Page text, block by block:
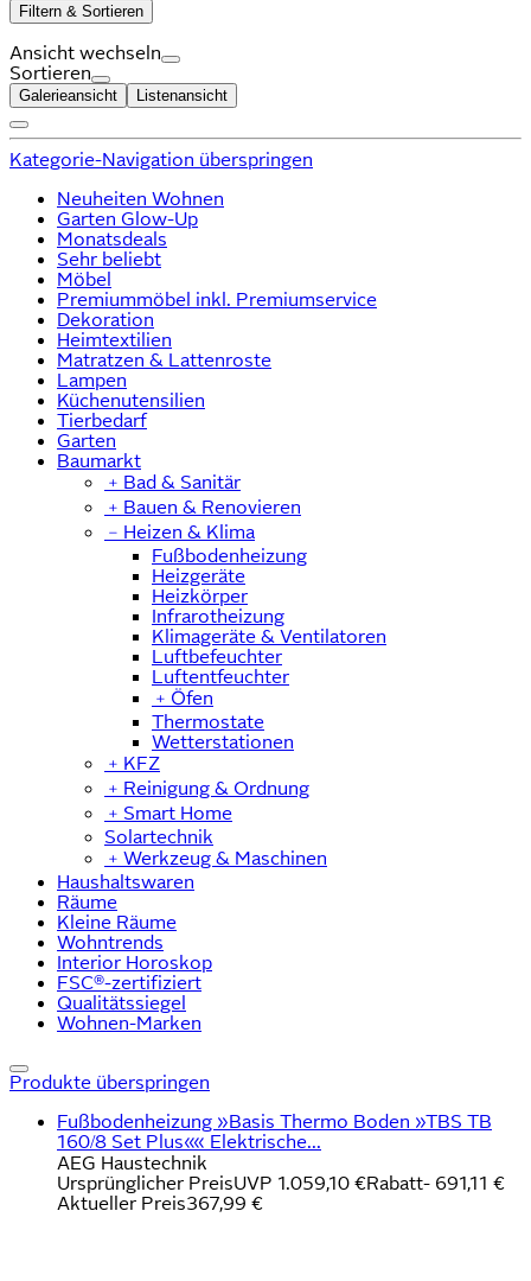
Filtern & Sortieren
Ansicht wechseln
Sortieren
Galerieansicht Listenansicht
Kategorie-Navigation überspringen
Neuheiten Wohnen
Garten Glow-Up
Monatsdeals
Sehr beliebt
Möbel
Premiummöbel inkl. Premiumservice
Dekoration
Heimtextilien
Matratzen & Lattenroste
Lampen
Küchenutensilien
Tierbedarf
Garten
Baumarkt
﹢ Bad & Sanitär
﹢ Bauen & Renovieren
﹣ Heizen & Klima
Fußbodenheizung
Heizgeräte
Heizkörper
Infrarotheizung
Klimageräte & Ventilatoren
Luftbefeuchter
Luftentfeuchter
﹢ Öfen
Thermostate
Wetterstationen
﹢ KFZ
﹢ Reinigung & Ordnung
﹢ Smart Home
Solartechnik
﹢ Werkzeug & Maschinen
Haushaltswaren
Räume
Kleine Räume
Wohntrends
Interior Horoskop
FSC®-zertifiziert
Qualitätssiegel
Wohnen-Marken
Produkte überspringen
Fußbodenheizung »Basis Thermo Boden »TBS TB
160/8 Set Plus«« Elektrische...
AEG Haustechnik
Ursprünglicher PreisUVP 1.059,10 €Rabatt- 691,11 €
Aktueller Preis367,99 €